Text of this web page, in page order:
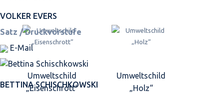
VOLKER EVERS
Satz / Druckvorstufe
E-Mail
BETTINA SCHISCHKOWSKI
Umweltschild
„Eisenschrott“
Umweltschild
„Holz“